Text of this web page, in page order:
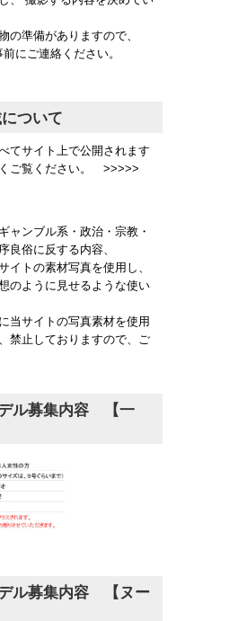
準備がありますので、
にご連絡ください。
ついて
てサイト上で公開されます
ご覧ください。 >>>>>
ャンブル系・政治・宗教・
良俗に反する内容、
イトの素材写真を使用し、
のように見せるような使い
当サイトの写真素材を使用
禁止しておりますので、ご
ル募集内容 【一
ル募集内容 【ヌー